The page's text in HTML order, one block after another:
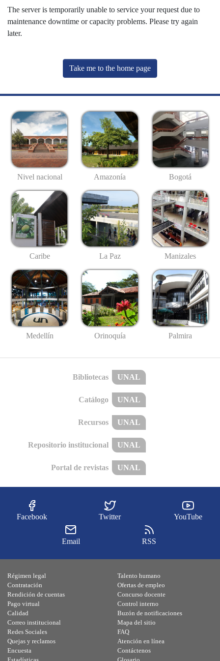
The server is temporarily unable to service your request due to
maintenance downtime or capacity problems. Please try again
later.
Take me to the home page
Nivel nacional Amazonía Bogotá
Caribe La Paz Manizales
Medellín Orinoquía Palmira
Bibliotecas UNAL
Catálogo UNAL
Recursos UNAL
Repositorio institucional UNAL
Portal de revistas UNAL
Facebook Twitter YouTube
Email RSS
Régimen legal
Contratación
Rendición de cuentas
Pago virtual
Calidad
Talento humano
Ofertas de empleo
Concurso docente
Control interno
Buzón de notificaciones
Correo institucional
Redes Sociales
Quejas y reclamos
Encuesta
Mapa del sitio
FAQ
Atención en línea
Contáctenos